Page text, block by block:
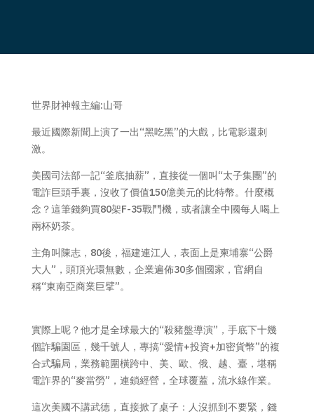
世界財神報主編:山哥
最近國際新聞上演了一出“黑吃黑”的大戲，比電影還刺
激。
美國司法部一記“釜底抽薪”，直接從一個叫“太子集團”的
電詐巨頭手裏，沒收了價值150億美元的比特幣。什麼概
念？這筆錢夠買80架F-35戰鬥機，或者讓全中國每人喝上
兩杯奶茶。
主角叫陳志，80後，福建連江人，表面上是柬埔寨“公爵
大人”，頭頂光環無數，企業遍佈30多個國家，官網自
稱“東南亞商業巨擘”。
實際上呢？他才是全球最大的“殺豬盤導演”，手底下十幾
個詐騙園區，幾千號人，專搞“愛情+投資+加密貨幣”的複
合式騙局，業務範圍橫跨中、美、歐、俄、越、臺，堪稱
電詐界的“麥當勞”，連鎖經營，全球覆蓋，流水線作業。
這次美國不講武德，直接掀了桌子：人沒抓到不要緊，錢